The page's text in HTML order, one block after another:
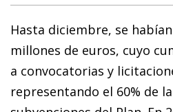
Hasta diciembre, se
millones de euros, cuyo
a convocatorias y
representando el 60% de